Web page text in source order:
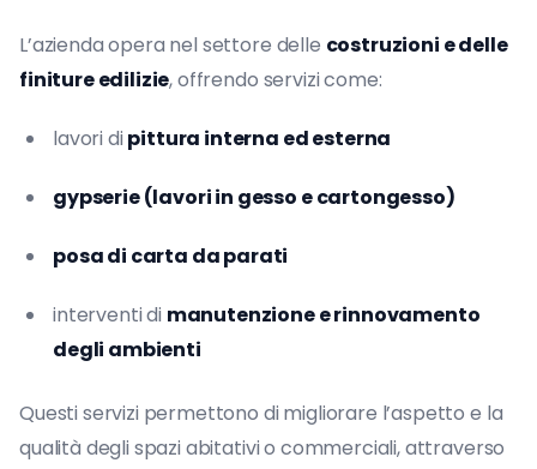
L’azienda opera nel settore delle costruzioni e delle
finiture edilizie, offrendo servizi come:
lavori di pittura interna ed esterna
gypserie (lavori in gesso e cartongesso)
posa di carta da parati
interventi di manutenzione e rinnovamento
degli ambienti
Questi servizi permettono di migliorare l’aspetto e la
qualità degli spazi abitativi o commerciali, attraverso